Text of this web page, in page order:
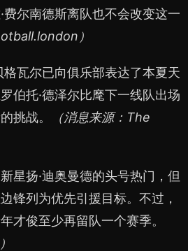
费尔南德斯离队也不会改变这一
）
格瓦尔已向俱乐部表达了本夏天
伯托·德泽尔比麾下一线队出场
挑战。
（消息来源：The
星扬·迪奥曼德的头号热门，但
锋列为优先引援目标。不过，
才俊至少再留队一个赛季。